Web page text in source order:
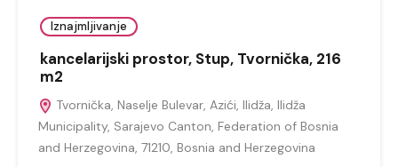
Iznajmljivanje
kancelarijski prostor, Stup, Tvornička, 216
m2
Tvornička, Naselje Bulevar, Azići, Ilidža, Ilidža
Municipality, Sarajevo Canton, Federation of Bosnia
and Herzegovina, 71210, Bosnia and Herzegovina